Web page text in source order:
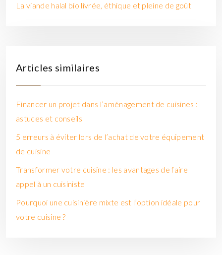
La viande halal bio livrée, éthique et pleine de goût
Articles similaires
Financer un projet dans l’aménagement de cuisines :
astuces et conseils
5 erreurs à éviter lors de l’achat de votre équipement
de cuisine
Transformer votre cuisine : les avantages de faire
appel à un cuisiniste
Pourquoi une cuisinière mixte est l’option idéale pour
votre cuisine ?